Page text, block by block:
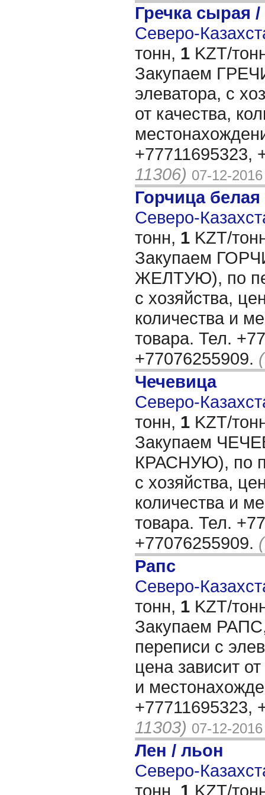
Гречка сырая /
Северо-
тонн, 1 KZT/
Закупаем
элеватора, с
от качества,
+77711695323,
11306) 07-12-2016
Горчица белая
Северо-
тонн, 1 KZT/
Закупаем
ЖЕЛТУЮ), по
с хозяйства,
количества и
товара. Тел.
+77076255909.
Чечевица
Северо-
тонн, 1 KZT/
Закупаем
КРАСНУЮ), по
с хозяйства,
количества и
товара. Тел.
+77076255909.
Рапс
Северо-
тонн, 1 KZT/
Закупаем
переписи с
цена зависит
и
+77711695323,
11303) 07-12-2016
Лен / льон
Северо-
тонн, 1 KZT/